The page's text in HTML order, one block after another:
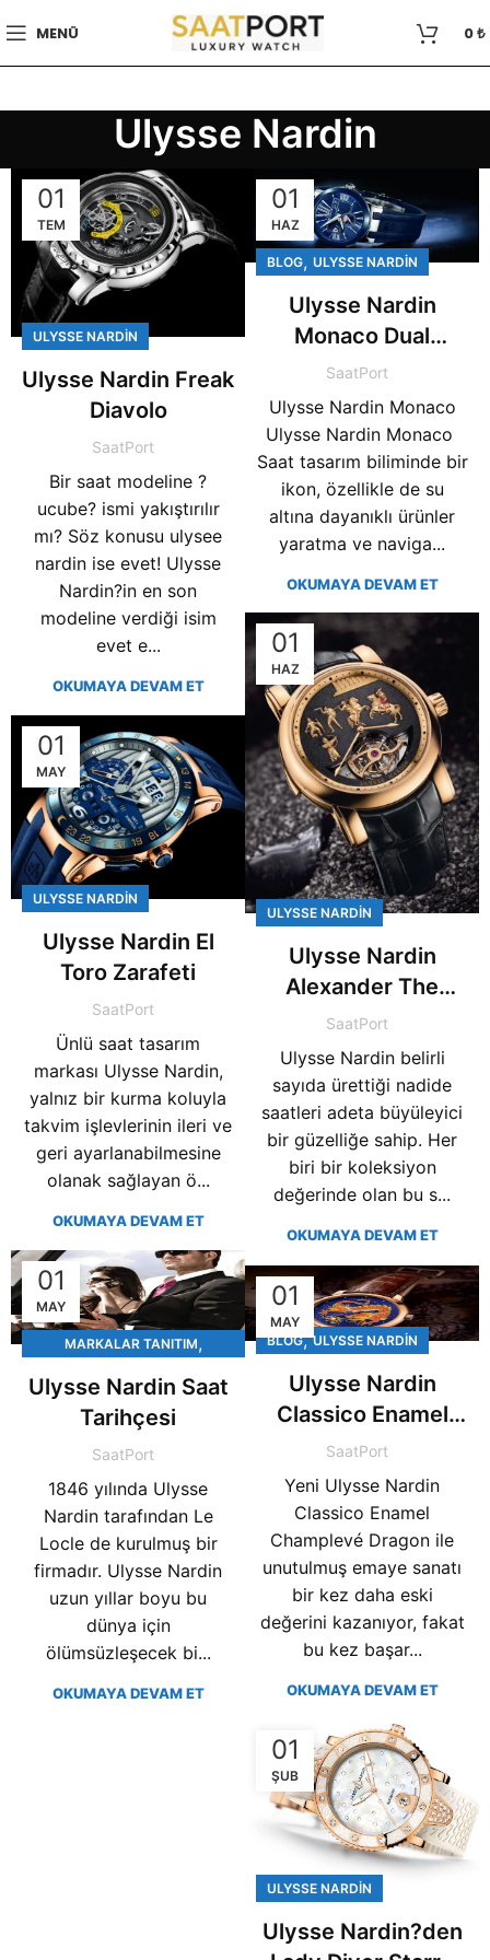
MENÜ 0₺
Ulysse Nardin
01
TEM
ULYSSE NARDIN
Ulysse Nardin Freak
Diavolo
SaatPort
Bir saat modeline ?
ucube? ismi yakıştırılır
mı? Söz konusu ulysee
nardin ise evet! Ulysse
Nardin?in en son
modeline verdiği isim
evet e...
OKUMAYA DEVAM ET
01
HAZ
BLOG, ULYSSE NARDIN
Ulysse Nardin
Monaco Dual
Limited Edition
SaatPort
Ulysse Nardin Monaco
Ulysse Nardin Monaco
Saat tasarım biliminde bir
ikon, özellikle de su
altına dayanıklı ürünler
yaratma ve naviga...
OKUMAYA DEVAM ET
01
HAZ
ULYSSE NARDIN
Ulysse Nardin
Alexander The
Great
SaatPort
Ulysse Nardin belirli
sayıda ürettiği nadide
saatleri adeta büyüleyici
bir güzelliğe sahip. Her
biri bir koleksiyon
değerinde olan bu s...
OKUMAYA DEVAM ET
01
MAY
ULYSSE NARDIN
Ulysse Nardin El
Toro Zarafeti
SaatPort
Ünlü saat tasarım
markası Ulysse Nardin,
yalnız bir kurma koluyla
takvim işlevlerinin ileri ve
geri ayarlanabilmesine
olanak sağlayan ö...
OKUMAYA DEVAM ET
01
MAY
MARKALAR TANITIM,
Ulysse Nardin Saat
Tarihçesi
SaatPort
1846 yılında Ulysse
Nardin tarafından Le
Locle de kurulmuş bir
firmadır. Ulysse Nardin
uzun yıllar boyu bu
dünya için
ölümsüzleşecek bi...
OKUMAYA DEVAM ET
01
MAY
BLOG,ULYSSE NARDIN
Ulysse Nardin
Classico Enamel
Champlevé Dragon
SaatPort
Yeni Ulysse Nardin
Classico Enamel
Champlevé Dragon ile
unutulmuş emaye sanatı
bir kez daha eski
değerini kazanıyor, fakat
bu kez başar...
OKUMAYA DEVAM ET
01
ŞUB
ULYSSE NARDIN
Ulysse Nardin?den